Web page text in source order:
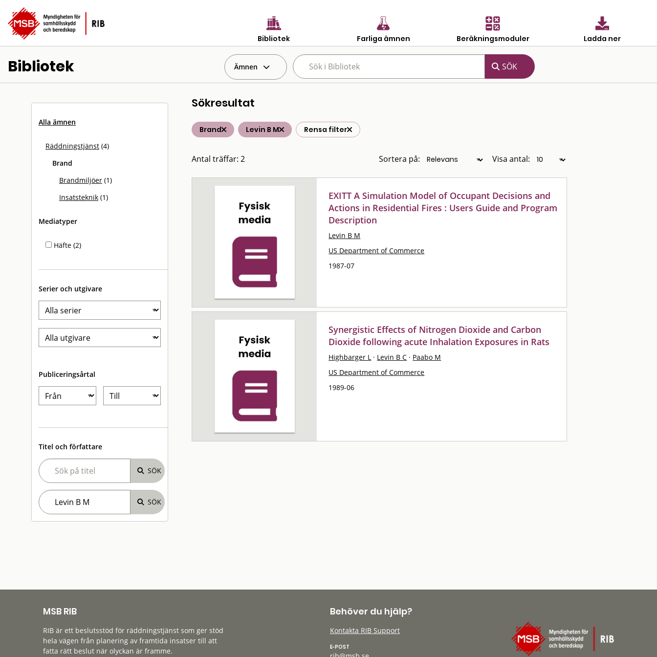
Bibliotek Farliga ämnen Beräkningsmoduler Ladda ner
Bibliotek Ämnen
Alla ämnen
Räddningstjänst (4)
Brand
Brandmiljöer (1)
Insatsteknik (1)
Mediatyper
Häfte (2)
Serier och utgivare
Publiceringsårtal
Titel och författare
Sökresultat
Brand Levin B M Rensa filter
Antal träffar: 2 Sortera på: Visa antal:
EXITT A Simulation Model of Occupant Decisions and
Actions in Residential Fires : Users Guide and Program
Description
Levin B M
US Department of Commerce
1987-07
Synergistic Effects of Nitrogen Dioxide and Carbon
Dioxide following acute Inhalation Exposures in Rats
Highbarger L · Levin B C · Paabo M
US Department of Commerce
1989-06
MSB RIB
RIB är ett beslutsstöd för räddningstjänst som ger stöd
hela vägen från planering av framtida insatser till att
fatta rätt beslut när olyckan är framme.
Behöver du hjälp?
Kontakta RIB Support
E-POST